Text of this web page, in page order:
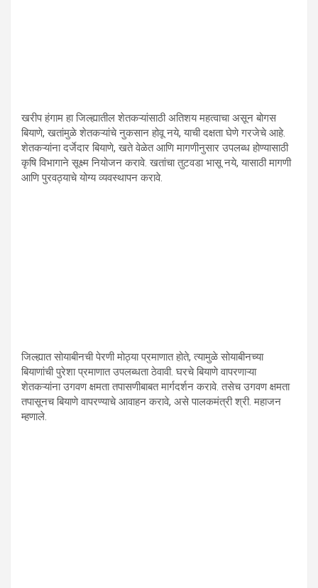
खरीप हंगाम हा जिल्ह्यातील शेतकऱ्यांसाठी अतिशय महत्वाचा असून बोगस
बियाणे, खतांमुळे शेतकऱ्यांचे नुकसान होवू नये, याची दक्षता घेणे गरजेचे आहे.
शेतकऱ्यांना दर्जेदार बियाणे, खते वेळेत आणि मागणीनुसार उपलब्ध होण्यासाठी
कृषि विभागाने सूक्ष्म नियोजन करावे. खतांचा तुटवडा भासू नये, यासाठी मागणी
आणि पुरवठ्याचे योग्य व्यवस्थापन करावे.
जिल्ह्यात सोयाबीनची पेरणी मोठ्या प्रमाणात होते, त्यामुळे सोयाबीनच्या
बियाणांची पुरेशा प्रमाणात उपलब्धता ठेवावी. घरचे बियाणे वापरणाऱ्या
शेतकऱ्यांना उगवण क्षमता तपासणीबाबत मार्गदर्शन करावे. तसेच उगवण क्षमता
तपासूनच बियाणे वापरण्याचे आवाहन करावे, असे पालकमंत्री श्री. महाजन
म्हणाले.